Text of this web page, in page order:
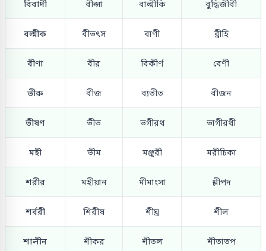
বিবাদী বীপ্সা বাল্মীকি বুদ্ধিজীবী
বল্মীক বীভৎস বাণী ব্রীহি
বীণা বীর বিকীর্ণ বেণী
ভীরু বীজ ব্যতীত বীজন
ভীষণ ভীত ভগীরথ ভাগীরথী
মহী ভীম মঞ্জুরী মরীচিকা
শরীর মহীয়ান মীমাংসা শ্লীপদ
শর্বরী শিরীষ শীঘ্র শীল
শালীন শীকর শীতল শীতাতপ